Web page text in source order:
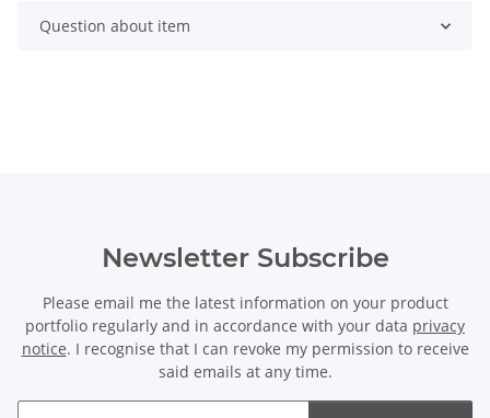
Question about item
Newsletter Subscribe
Please email me the latest information on your product
portfolio regularly and in accordance with your data privacy
notice. I recognise that I can revoke my permission to receive
said emails at any time.